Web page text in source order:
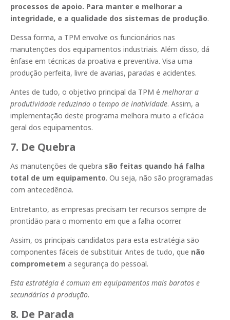
processos de apoio. Para manter e melhorar a
integridade, e a qualidade dos sistemas de produção.
Dessa forma, a TPM envolve os funcionários nas
manutenções dos equipamentos industriais. Além disso, dá
ênfase em técnicas da proativa e preventiva. Visa uma
produção perfeita, livre de avarias, paradas e acidentes.
Antes de tudo, o objetivo principal da TPM é melhorar a
produtividade reduzindo o tempo de inatividade. Assim, a
implementação deste programa melhora muito a eficácia
geral dos equipamentos.
7. De Quebra
As manutenções de quebra são feitas quando há falha
total de um equipamento. Ou seja, não são programadas
com antecedência.
Entretanto, as empresas precisam ter recursos sempre de
prontidão para o momento em que a falha ocorrer.
Assim, os principais candidatos para esta estratégia são
componentes fáceis de substituir. Antes de tudo, que não
comprometem a segurança do pessoal.
Esta estratégia é comum em equipamentos mais baratos e
secundários à produção.
8. De Parada